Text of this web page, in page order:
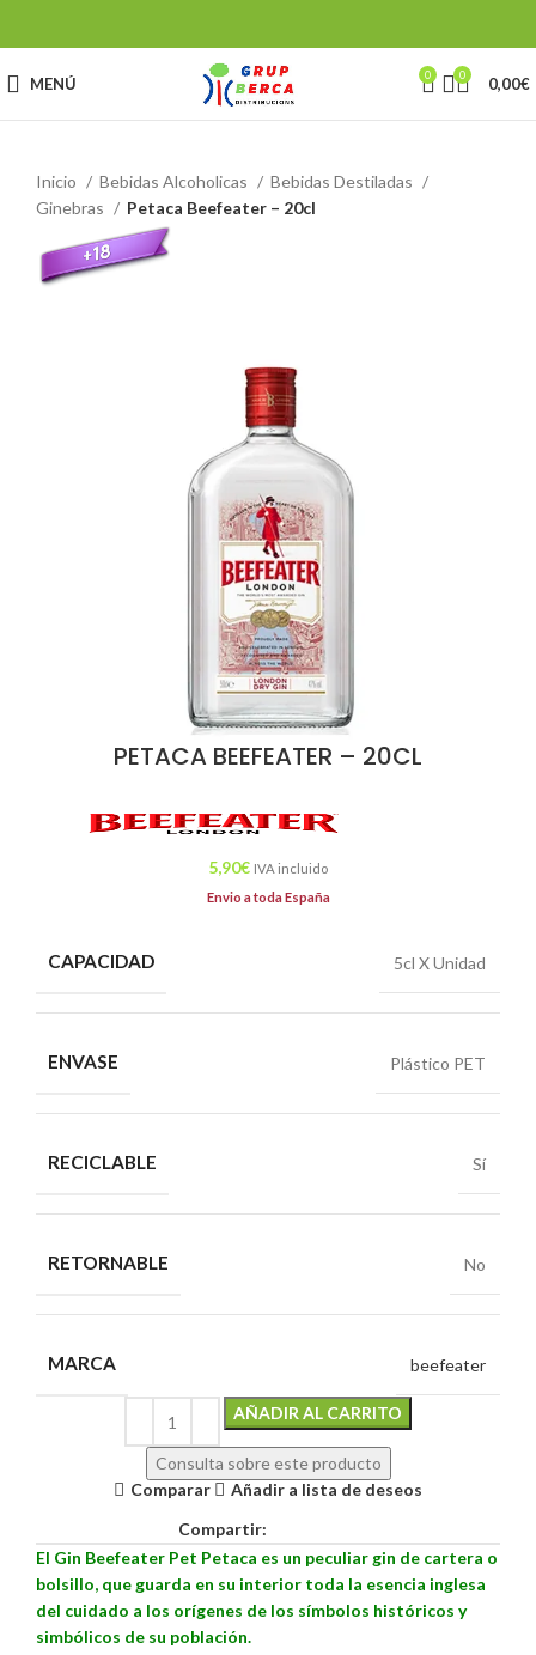
MENÚ 0 0 0,00€
Inicio Bebidas Alcoholicas
Bebidas Destiladas
Ginebras
Petaca Beefeater – 20cl
PETACA BEEFEATER – 20CL
5,90€ IVA incluido
Envio a toda España
CAPACIDAD 5cl X Unidad
ENVASE Plástico PET
RECICLABLE Sí
RETORNABLE No
MARCA beefeater
AÑADIR AL CARRITO
Consulta sobre este producto
Comparar
Añadir a lista de deseos
Compartir:
El Gin Beefeater Pet Petaca es un peculiar gin de cartera o
bolsillo, que guarda en su interior toda la esencia inglesa
del cuidado a los orígenes de los símbolos históricos y
simbólicos de su población.